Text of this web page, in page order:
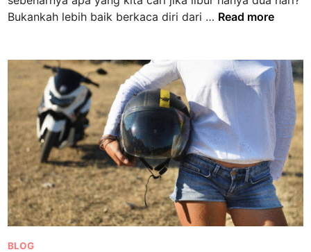
D
n
t
a
r
a
C
a
w
a
n
g
i
n
Bukankah lebih baik berkaca diri dari … P
s
i
J
a
l
a
n
a
n
B
Read more
P
BLOG